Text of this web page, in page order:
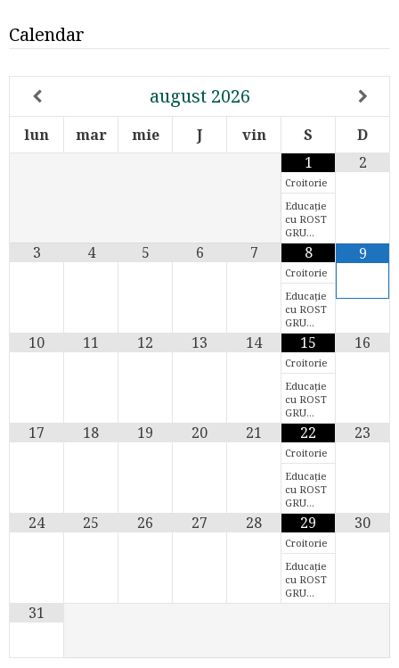
Calendar
august 2026
lun mar mie J vin S
D
1
Croitorie
Educație
cu ROST
GRU…
2
3 4 5 6 7 8
Croitorie
Educație
cu ROST
GRU…
9
10 11 12 13 14 15
Croitorie
Educație
cu ROST
GRU…
16
17 18 19 20 21 22
Croitorie
Educație
cu ROST
GRU…
23
24 25 26 27 28 29
Croitorie
Educație
cu ROST
GRU…
30
31